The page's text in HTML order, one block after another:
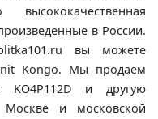
в России.
вы можете
Kongo. Мы продаем
KO4P112D и другую
и московской